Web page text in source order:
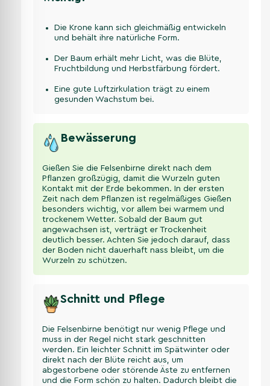
Die Krone kann sich gleichmäßig entwickeln
und behält ihre natürliche Form.
Der Baum erhält mehr Licht, was die Blüte,
Fruchtbildung und Herbstfärbung fördert.
Eine gute Luftzirkulation trägt zu einem
gesunden Wachstum bei.
Bewässerung
Gießen Sie die Felsenbirne direkt nach dem
Pflanzen großzügig, damit die Wurzeln guten
Kontakt mit der Erde bekommen. In der ersten
Zeit nach dem Pflanzen ist regelmäßiges Gießen
besonders wichtig, vor allem bei warmem und
trockenem Wetter. Sobald der Baum gut
angewachsen ist, verträgt er Trockenheit
deutlich besser. Achten Sie jedoch darauf, dass
der Boden nicht dauerhaft nass bleibt, um die
Wurzeln zu schützen.
Schnitt und Pflege
Die Felsenbirne benötigt nur wenig Pflege und
muss in der Regel nicht stark geschnitten
werden. Ein leichter Schnitt im Spätwinter oder
direkt nach der Blüte reicht aus, um
abgestorbene oder störende Äste zu entfernen
und die Form schön zu halten. Dadurch bleibt die